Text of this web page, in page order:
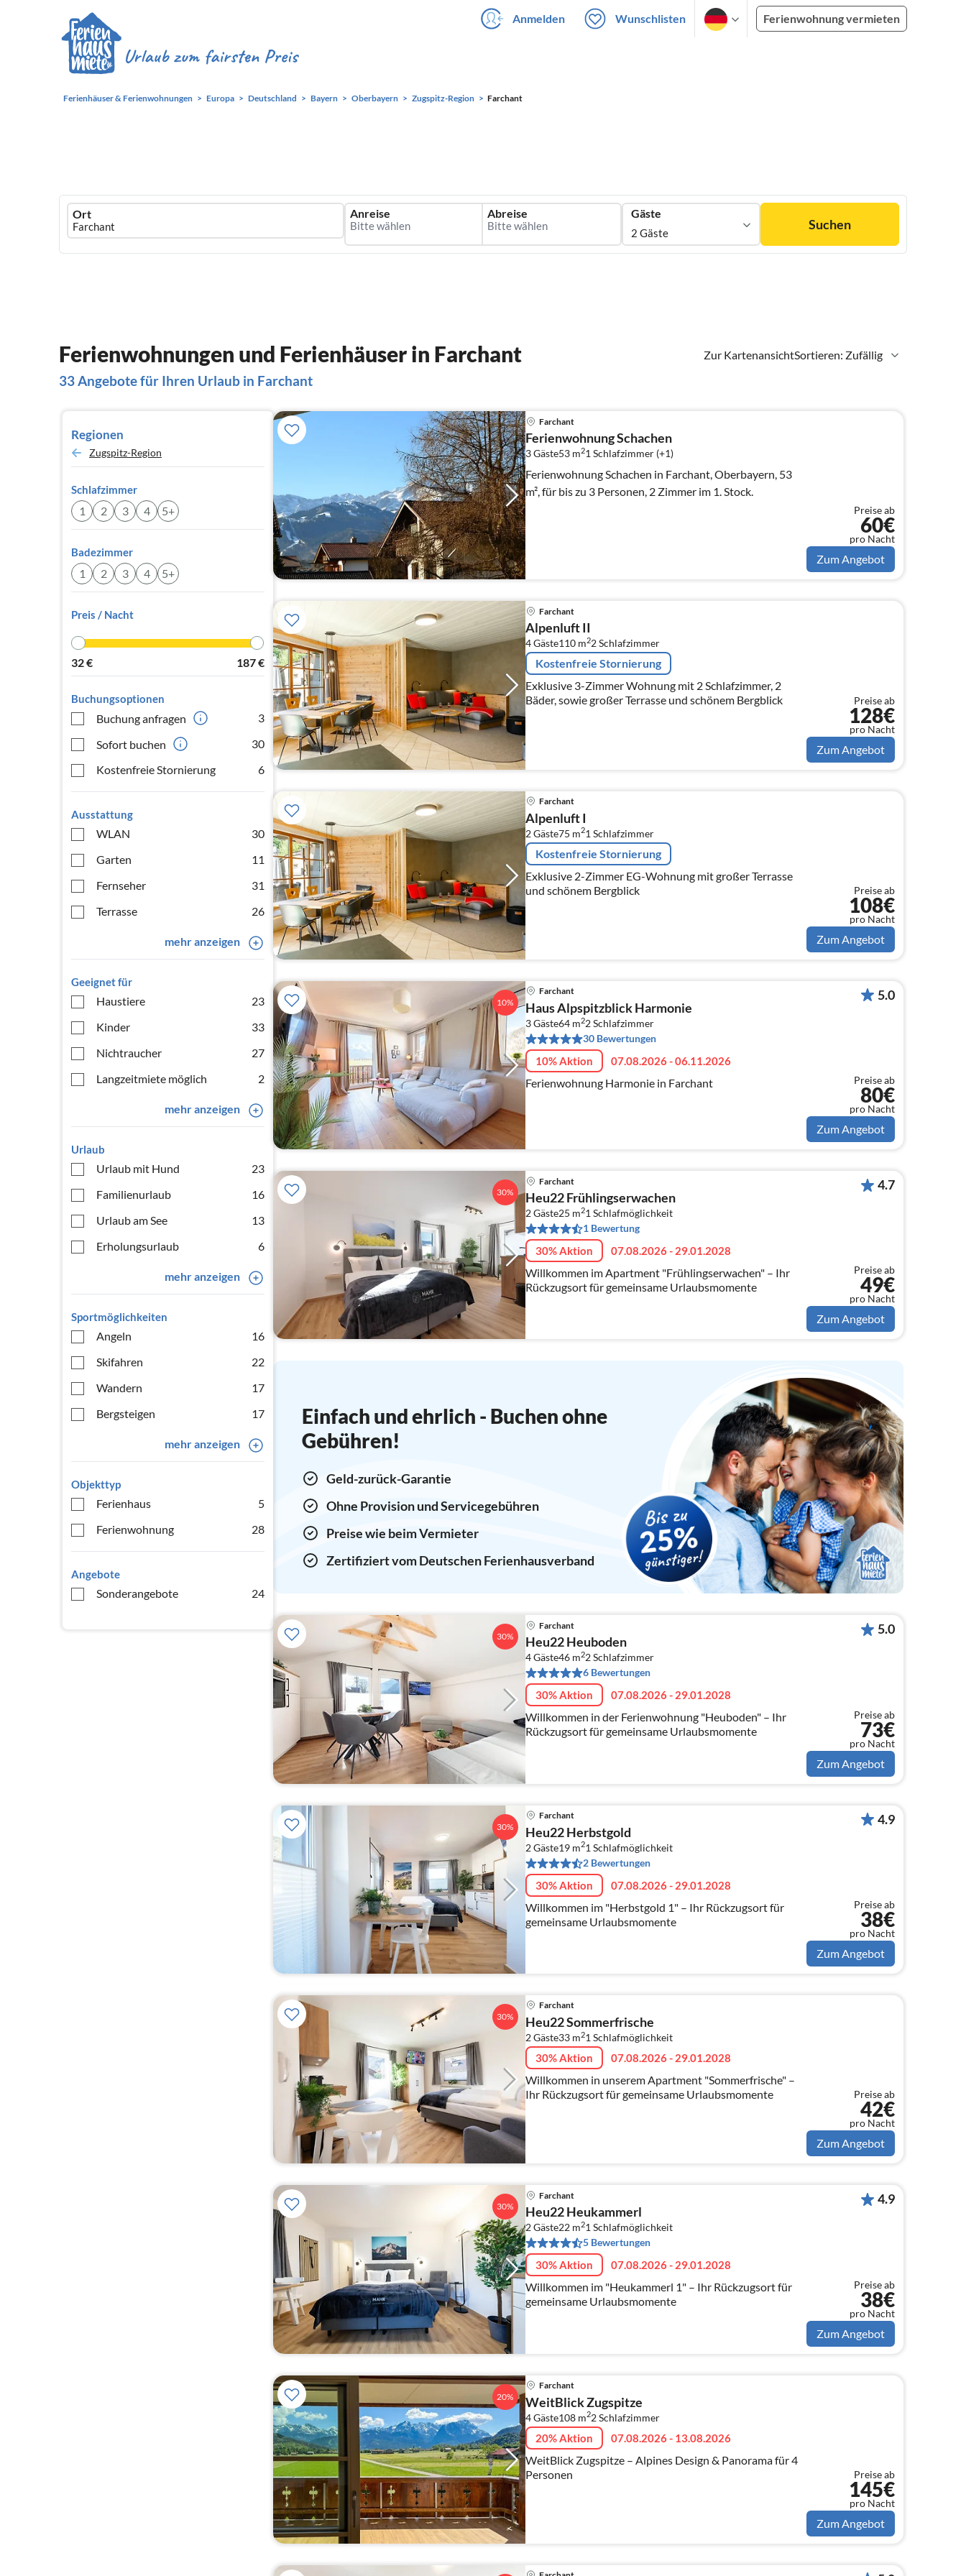
Anmelden Wunschlisten Ferienwohnung vermieten
Ferienhäuser & Ferienwohnungen Europa Deutschland Bayern Oberbayern Zugspitz-Region Farchant
Ferienhausmiete
logo
Ort Anreise Abreise Gäste
2 Gäste
Suchen
Zur KartenansichtSortieren: Zufällig
Ferienwohnungen und Ferienhäuser in Farchant
33 Angebote für Ihren Urlaub in Farchant
Regionen
Zugspitz-Region
Schlafzimmer
1 2 3 4 5+
Badezimmer
1 2 3 4 5+
Preis / Nacht
32€ 187€
Buchungsoptionen
Buchung anfragen
3
Sofort buchen
30
Kostenfreie Stornierung
6
Ausstattung
WLAN
30
Garten
11
Fernseher
31
Terrasse
26
mehr anzeigen
Geeignet für
Haustiere
23
Kinder
33
Nichtraucher
27
Langzeitmiete möglich
2
mehr anzeigen
Urlaub
Urlaub mit Hund
23
Familienurlaub
16
Urlaub am See
13
Erholungsurlaub
6
mehr anzeigen
Sportmöglichkeiten
Angeln
16
Skifahren
22
Wandern
17
Bergsteigen
17
mehr anzeigen
Objekttyp
Ferienhaus
5
Ferienwohnung
28
Angebote
Sonderangebote 24
Farchant
Ferienwohnung Schachen
3 Gäste53 m21 Schlafzimmer (+1)
Ferienwohnung Schachen in Farchant, Oberbayern, 53
m², für bis zu 3 Personen, 2 Zimmer im 1. Stock.
Preise ab
60€
pro Nacht
Zum Angebot
Farchant
Alpenluft II
4 Gäste110 m22Schlafzimmer
Kostenfreie Stornierung
Exklusive 3-Zimmer Wohnung mit 2 Schlafzimmer, 2
Bäder, sowie großer Terrasse und schönem Bergblick
Preise ab
128€
pro Nacht
Zum Angebot
Farchant
Alpenluft I
2 Gäste75 m21 Schlafzimmer
Kostenfreie Stornierung
Exklusive 2-Zimmer EG-Wohnung mit großer Terrasse
und schönem Bergblick
Preise ab
108€
pro Nacht
Zum Angebot
10%
Farchant
Haus Alpspitzblick Harmonie
3 Gäste64 m22Schlafzimmer
30 Bewertungen
10% Aktion 07.08.2026 - 06.11.2026
Ferienwohnung Harmonie in Farchant
5.0
Preise ab
80€
pro Nacht
Zum Angebot
30%
Farchant
Heu22 Frühlingserwachen
2 Gäste25 m21 Schlafmöglichkeit
1 Bewertung
30% Aktion 07.08.2026 - 29.01.2028
Willkommen im Apartment "Frühlingserwachen" – Ihr
Rückzugsort für gemeinsame Urlaubsmomente
4.7
Preise ab
49€
pro Nacht
Zum Angebot
Einfach und ehrlich - Buchen ohne
Gebühren!
Geld-zurück-Garantie
Ohne Provision und Servicegebühren
Preise wie beim Vermieter
Zertifiziert vom Deutschen Ferienhausverband
30%
Farchant
Heu22 Heuboden
4 Gäste46 m22Schlafzimmer
6 Bewertungen
30% Aktion 07.08.2026 - 29.01.2028
Willkommen in der Ferienwohnung "Heuboden" – Ihr
Rückzugsort für gemeinsame Urlaubsmomente
5.0
Preise ab
73€
pro Nacht
Zum Angebot
30%
Farchant
Heu22 Herbstgold
2 Gäste19 m21 Schlafmöglichkeit
2 Bewertungen
30% Aktion 07.08.2026 - 29.01.2028
Willkommen im "Herbstgold 1" – Ihr Rückzugsort für
gemeinsame Urlaubsmomente
4.9
Preise ab
38€
pro Nacht
Zum Angebot
30%
Farchant
Heu22 Sommerfrische
2 Gäste33 m21 Schlafmöglichkeit
30% Aktion 07.08.2026 - 29.01.2028
Willkommen in unserem Apartment "Sommerfrische" –
Ihr Rückzugsort für gemeinsame Urlaubsmomente
Preise ab
42€
pro Nacht
Zum Angebot
30%
Farchant
Heu22 Heukammerl
2 Gäste22 m21 Schlafmöglichkeit
5 Bewertungen
30% Aktion 07.08.2026 - 29.01.2028
Willkommen im "Heukammerl 1" – Ihr Rückzugsort für
gemeinsame Urlaubsmomente
4.9
Preise ab
38€
pro Nacht
Zum Angebot
20%
Farchant
WeitBlick Zugspitze
4 Gäste108 m22Schlafzimmer
20% Aktion 07.08.2026 - 13.08.2026
WeitBlick Zugspitze – Alpines Design & Panorama für 4
Personen
Preise ab
145€
pro Nacht
Zum Angebot